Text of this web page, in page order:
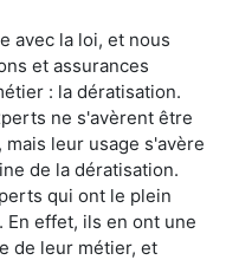
avec la loi, et nous
et assurances
: la dératisation.
ne s'avèrent être
leur usage s'avère
de la dératisation.
qui ont le plein
effet, ils en ont une
de leur métier, et